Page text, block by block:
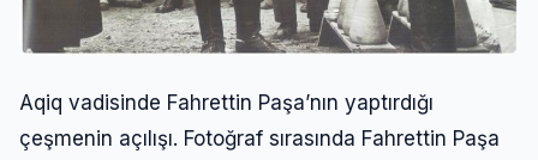
Aqiq vadisinde Fahrettin Paşa’nın yaptırdığı
çeşmenin açılışı. Fotoğraf sırasında Fahrettin Paşa